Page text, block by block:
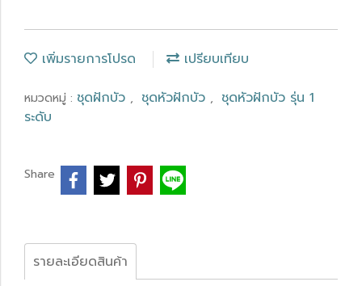
เพิ่มรายการโปรด เปรียบเทียบ
หมวดหมู่ : ชุดฝักบัว , ชุดหัวฝักบัว , ชุดหัวฝักบัว รุ่น 1
ระดับ
Share
รายละเอียดสินค้า